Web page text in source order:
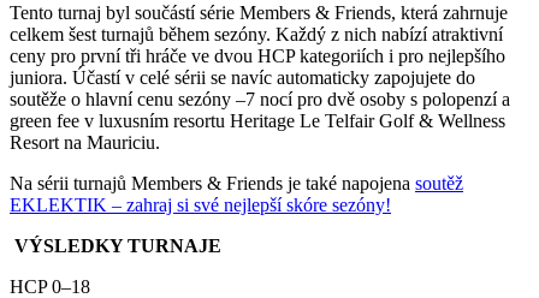
Tento turnaj byl součástí série Members & Friends, která zahrnuje
celkem šest turnajů během sezóny. Každý z nich nabízí atraktivní
ceny pro první tři hráče ve dvou HCP kategoriích i pro nejlepšího
juniora. Účastí v celé sérii se navíc automaticky zapojujete do
soutěže o hlavní cenu sezóny –7 nocí pro dvě osoby s polopenzí a
green fee v luxusním resortu Heritage Le Telfair Golf & Wellness
Resort na Mauriciu.
Na sérii turnajů Members & Friends je také napojena soutěž
EKLEKTIK – zahraj si své nejlepší skóre sezóny!
VÝSLEDKY TURNAJE
HCP 0–18